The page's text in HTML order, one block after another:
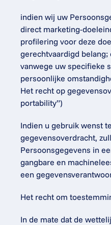
indien wij uw
direct marketing-
profilering voor deze
gerechtvaardigd belang;
vanwege uw specifieke
persoonlijke
Het recht op
portability”)
Indien u gebruik wenst
gegevensoverdracht,
Persoonsgegevens in
gangbare en
een
Het recht om
In de mate dat de